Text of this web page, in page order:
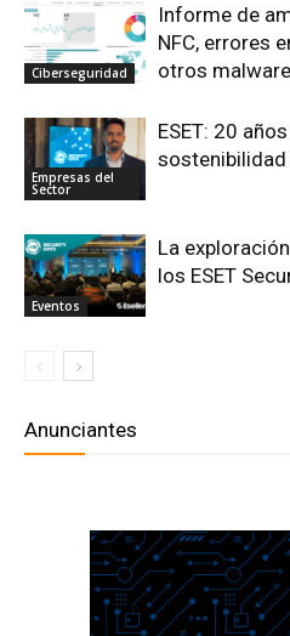
Ciberseguridad
Informe de
NFC, errores
otros
Empresas del
Sector
ESET: 20
sostenibilidad
Eventos
La
los ESET
Anunciantes